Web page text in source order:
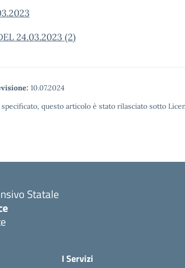
24.03.2023 (2)
10.07.2024
questo articolo è stato rilasciato sotto
Statale
I Servizi